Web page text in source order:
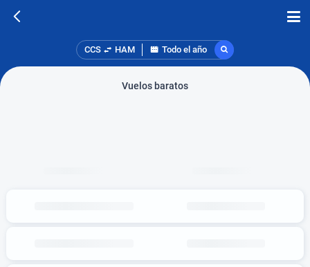
CCS HAM Todo el año
Vuelos baratos